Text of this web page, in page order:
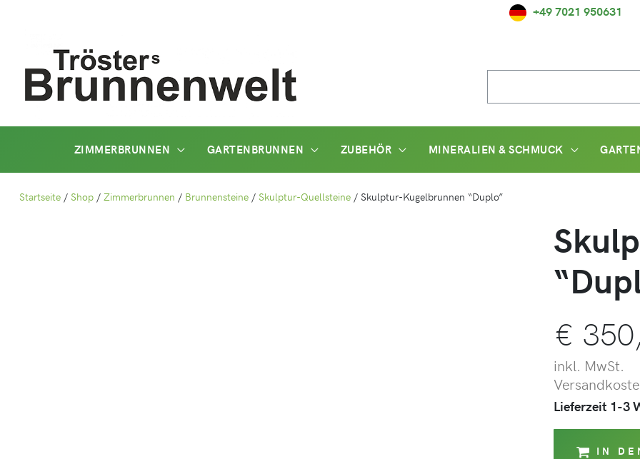
+49 7021 950631
ZIMMERBRUNNEN GARTENBRUNNEN ZUBEHÖR MINERALIEN & SCHMUCK
Startseite / Shop / Zimmerbrunnen / Brunnensteine / Skulptur-Quellsteine / Skulptur-Kugelbrunnen “Duplo”
€
inkl. MwSt.
Lieferzeit 1-3
IN